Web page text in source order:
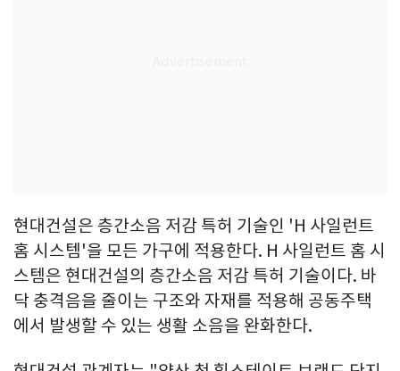
현대건설은 층간소음 저감 특허 기술인 'H 사일런트
홈 시스템'을 모든 가구에 적용한다. H 사일런트 홈 시
스템은 현대건설의 층간소음 저감 특허 기술이다. 바
닥 충격음을 줄이는 구조와 자재를 적용해 공동주택
에서 발생할 수 있는 생활 소음을 완화한다.